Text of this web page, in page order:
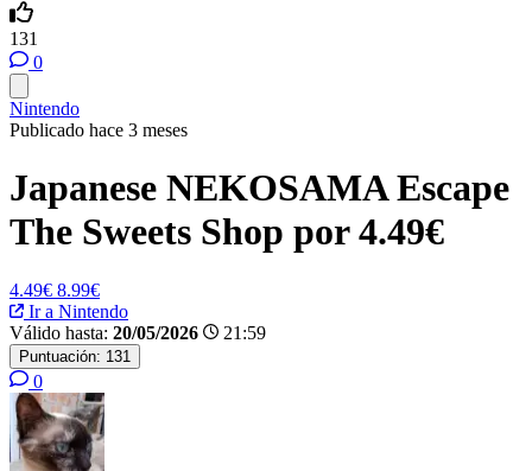
131
0
Nintendo
Publicado hace 3 meses
Japanese NEKOSAMA Escape
The Sweets Shop por 4.49€
4.49€ 8.99€
Ir a Nintendo
Válido hasta: 20/05/2026 21:59
Puntuación: 131
0